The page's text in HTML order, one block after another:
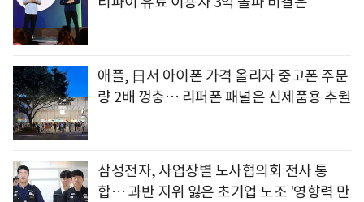
애플, 日서 아이폰 가격 올리자 중고폰 주문
량 2배 껑충… 리퍼폰 패널은 신제품용 추월
삼성전자, 사업장별 노사협의회 전사 통
합… 과반 지위 잃은 초기업 노조 '영향력 만